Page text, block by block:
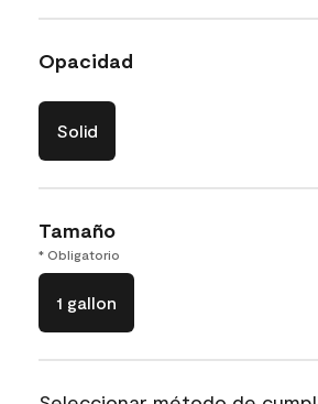
Opacidad
Solid
Tamaño
* Obligatorio
1 gallon